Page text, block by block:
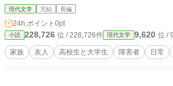
ずと関わってゆくようになる。やがて友人の挫折や
れている自分に気づいたとき、初めて彼女が背負っ
るが…。 「海を守りたい」 それぞれの思いが交錯する中、西崎が導き出した答
えは…？
現代文学 完結 長編
24h.ポイント 0pt
小説 228,726 位 / 228,726件 現代文学 9,620 位 /
家族 友人 高校生と大学生 障害者 日常